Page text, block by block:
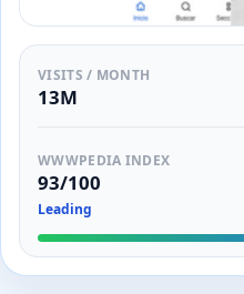
VISITS / MONTH
13M
WWWPEDIA INDEX
93/100
Leading